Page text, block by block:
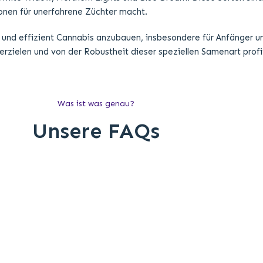
für unerfahrene Züchter macht.
effizient Cannabis anzubauen, insbesondere für Anfänger
und von der Robustheit dieser speziellen Samenart
Was ist was genau?
Unsere FAQs